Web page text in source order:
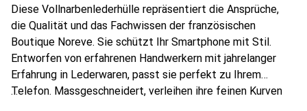
Diese Vollnarbenlederhülle repräsentiert die Ansprüche,
die Qualität und das Fachwissen der französischen
Boutique Noreve. Sie schützt Ihr Smartphone mit Stil.
Entworfen von erfahrenen Handwerkern mit jahrelanger
Erfahrung in Lederwaren, passt sie perfekt zu Ihrem
Telefon. Massgeschneidert, verleihen ihre feinen Kurven